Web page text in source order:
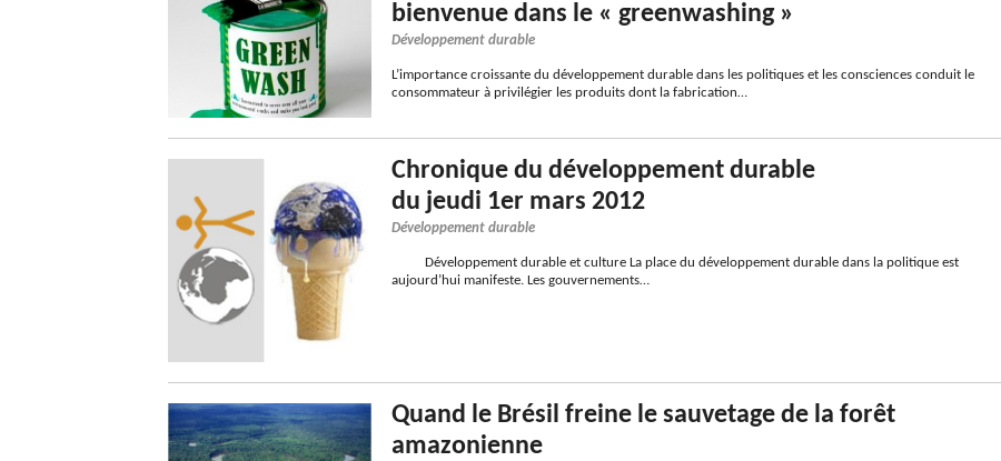
bienvenue dans le « greenwashing »
Développement durable
L’importance croissante du développement durable dans les politiques et les consciences conduit le
consommateur à privilégier les produits dont la fabrication…
Chronique du développement durable
du jeudi 1er mars 2012
Développement durable
Développement durable et culture La place du développement durable dans la politique est
aujourd’hui manifeste. Les gouvernements…
Quand le Brésil freine le sauvetage de la forêt
amazonienne